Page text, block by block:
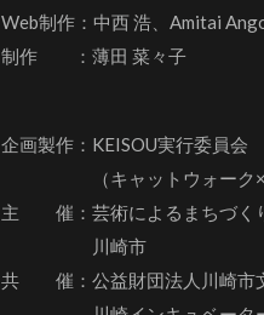
Web制作：中西 浩、 Amitai
制作 ：薄田 菜々子
企画製作：KEISOU実行委員会
（キャットウォーク×も
主 催：芸術によるまちづく
川崎市
共 催：公益財団法人川崎市